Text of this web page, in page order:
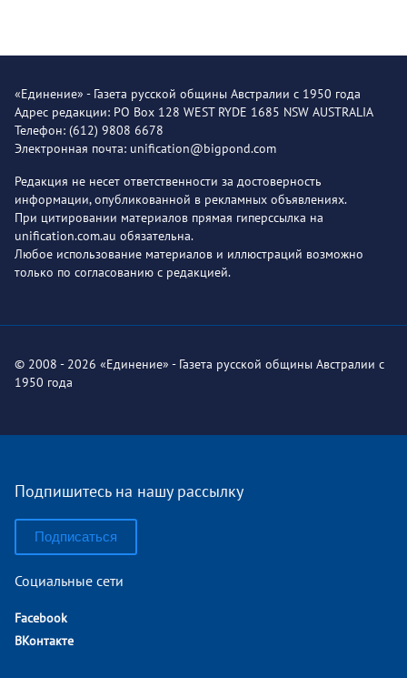
«Единение» - Газета русской общины Австралии с 1950 года
Адрес редакции: PO Box 128 WEST RYDE 1685 NSW AUSTRALIA
Телефон: (612) 9808 6678
Электронная почта: unification@bigpond.com
Редакция не несет ответственности за достоверность
информации, опубликованной в рекламных объявлениях.
При цитировании материалов прямая гиперссылка на
unification.com.au обязательна.
Любое использование материалов и иллюстраций возможно
только по согласованию с редакцией.
© 2008 - 2026 «Единение» - Газета русской общины Австралии с
1950 года
Подпишитесь на нашу рассылку
Подписаться
Социальные сети
Facebook
ВКонтакте